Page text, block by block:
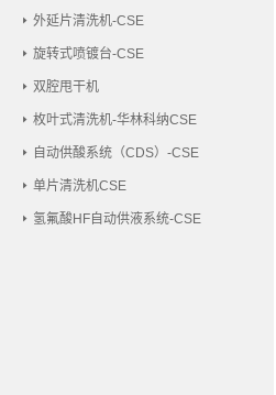
外延片清洗机-CSE
旋转式喷镀台-CSE
双腔甩干机
枚叶式清洗机-华林科纳CSE
自动供酸系统（CDS）-CSE
单片清洗机CSE
氢氟酸HF自动供液系统-CSE